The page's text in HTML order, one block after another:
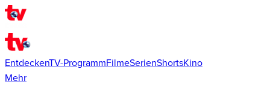
EntdeckenTV-ProgrammFilmeSerienShortsKino
Mehr